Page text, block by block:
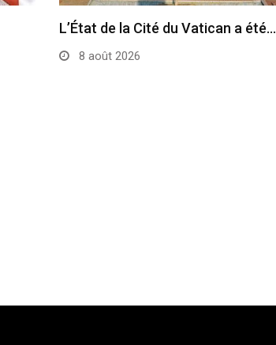
L’État de la Cité du Vatican a été…
8 août 2026